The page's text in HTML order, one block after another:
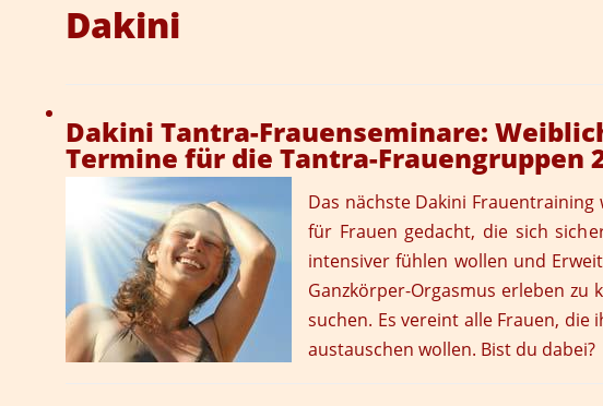
Dakini
Dakini Tantra-Frauenseminare:
Termine für die Tantra-Frauengruppen
Das nächste Dakini Frauentraining
für Frauen gedacht, die sich
intensiver fühlen wollen und
Ganzkörper-Orgasmus erleben
suchen. Es vereint alle Frauen,
austauschen wollen. Bist du dabei?